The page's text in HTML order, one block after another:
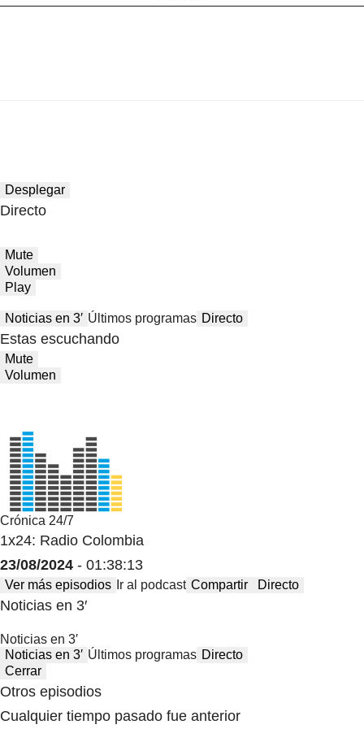
Desplegar
Directo
Mute
Volumen
Play
Noticias en 3′ Últimos programas Directo
Estas escuchando
Mute
Volumen
Crónica 24/7
1x24: Radio Colombia
23/08/2024 - 01:38:13
Ver más episodios Ir al podcast Compartir Directo
Noticias en 3′
Noticias en 3′
Noticias en 3′ Últimos programas Directo
Cerrar
Otros episodios
Cualquier tiempo pasado fue anterior